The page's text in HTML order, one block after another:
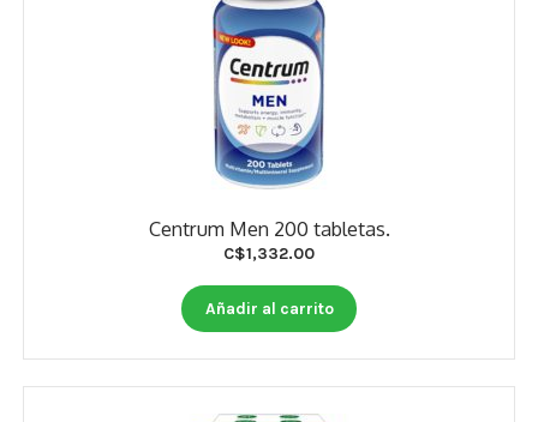
Centrum Men 200 tabletas.
C$1,332.00
Añadir al carrito